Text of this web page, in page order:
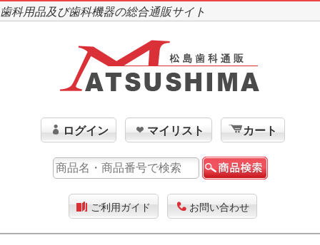
歯科用品及び歯科機器の総合通販サイト
ログイン マイリスト カート
ご利用ガイド お問い合わせ